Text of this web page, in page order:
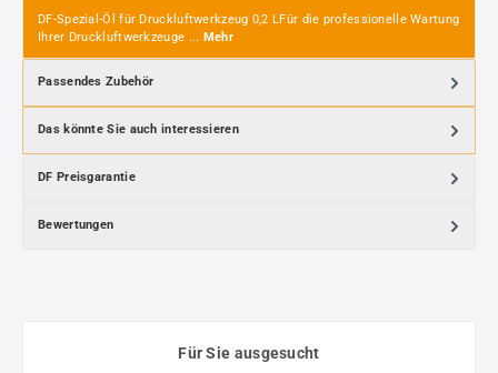
DF-Spezial-Öl für Druckluftwerkzeug 0,2 LFür die professionelle Wartung
Ihrer Druckluftwerkzeuge ... Mehr
Passendes Zubehör
Das könnte Sie auch interessieren
DF Preisgarantie
Bewertungen
Für Sie ausgesucht